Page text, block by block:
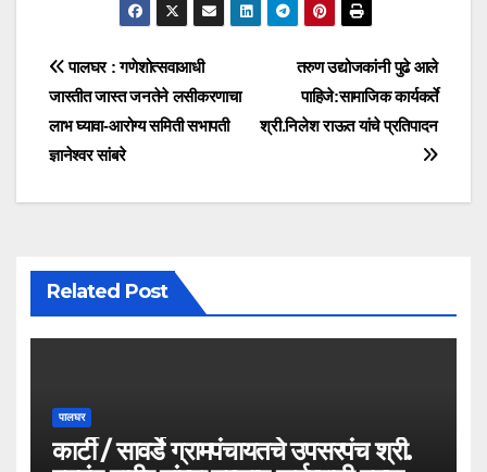
तरुण उद्योजकांनी पुढे आले
पाहिजे:सामाजिक कार्यकर्ते
श्री.निलेश राऊत यांचे प्रतिपादन
पालघर : गणेशोत्सवाआधी
जास्तीत जास्त जनतेने लसीकरणाचा
लाभ घ्यावा-आरोग्य समिती सभापती
ज्ञानेश्वर सांबरे
Related Post
पालघर
कार्टी / सावर्डे ग्रामपंचायतचे उपसरपंच श्री.